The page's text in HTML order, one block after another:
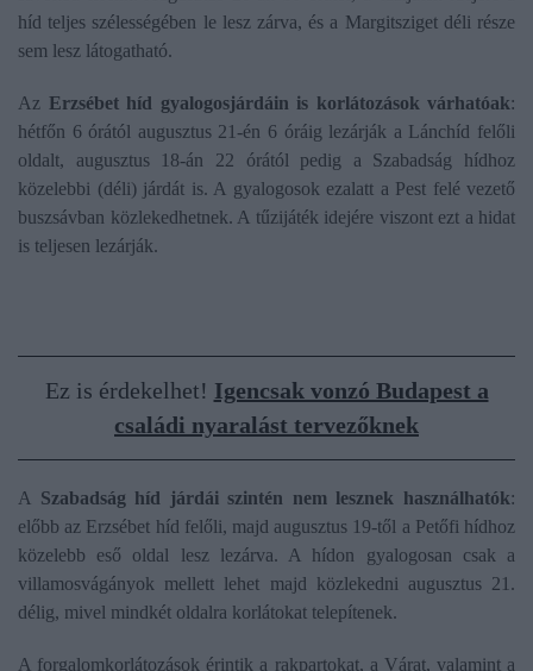
híd teljes szélességében le lesz zárva, és a Margitsziget déli része
sem lesz látogatható.
Az Erzsébet híd gyalogosjárdáin is korlátozások várhatóak:
hétfőn 6 órától augusztus 21-én 6 óráig lezárják a Lánchíd felőli
oldalt, augusztus 18-án 22 órától pedig a Szabadság hídhoz
közelebbi (déli) járdát is. A gyalogosok ezalatt a Pest felé vezető
buszsávban közlekedhetnek. A tűzijáték idejére viszont ezt a hidat
is teljesen lezárják.
Ez is érdekelhet! Igencsak vonzó Budapest a
családi nyaralást tervezőknek
A Szabadság híd járdái szintén nem lesznek használhatók:
előbb az Erzsébet híd felőli, majd augusztus 19-től a Petőfi hídhoz
közelebb eső oldal lesz lezárva. A hídon gyalogosan csak a
villamosvágányok mellett lehet majd közlekedni augusztus 21.
délig, mivel mindkét oldalra korlátokat telepítenek.
A forgalomkorlátozások érintik a rakpartokat, a Várat, valamint a